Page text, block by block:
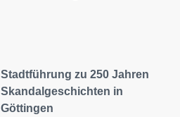
Stadtführung zu 250 Jahren
Skandalgeschichten in
Göttingen